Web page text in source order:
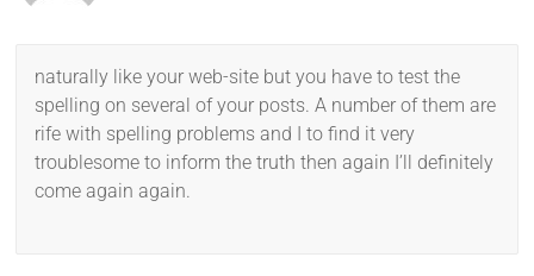
naturally like your web-site but you have to test the
spelling on several of your posts. A number of them are
rife with spelling problems and I to find it very
troublesome to inform the truth then again I’ll definitely
come again again.